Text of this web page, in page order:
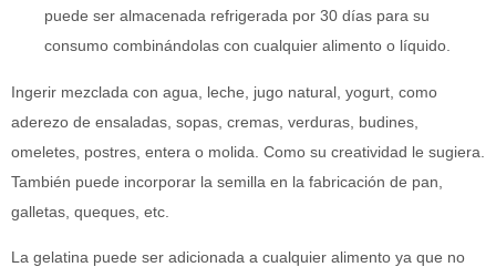
puede ser almacenada refrigerada por 30 días para su
consumo combinándolas con cualquier alimento o líquido.
Ingerir mezclada con agua, leche, jugo natural, yogurt, como
aderezo de ensaladas, sopas, cremas, verduras, budines,
omeletes, postres, entera o molida. Como su creatividad le sugiera.
También puede incorporar la semilla en la fabricación de pan,
galletas, queques, etc.
La gelatina puede ser adicionada a cualquier alimento ya que no